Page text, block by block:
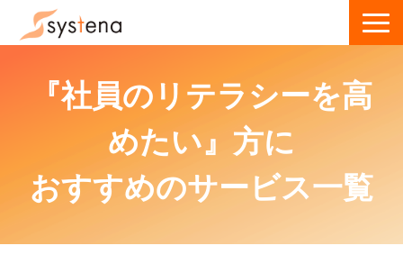
導入事例
ウェビナー
お役立ち資料・記事
お問い合わせ
『社員のリテラシーを高
めたい』方に
おすすめのサービス一覧